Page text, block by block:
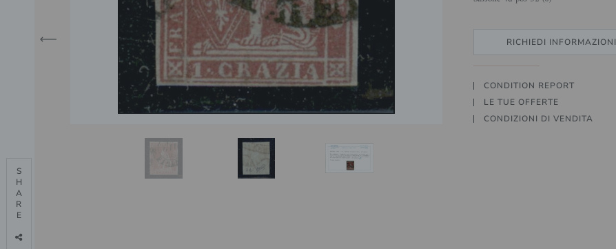
RICHIEDI INFORMAZIONI
CONDITION REPORT
LE TUE OFFERTE
CONDIZIONI DI VENDITA
S
H
A
R
E